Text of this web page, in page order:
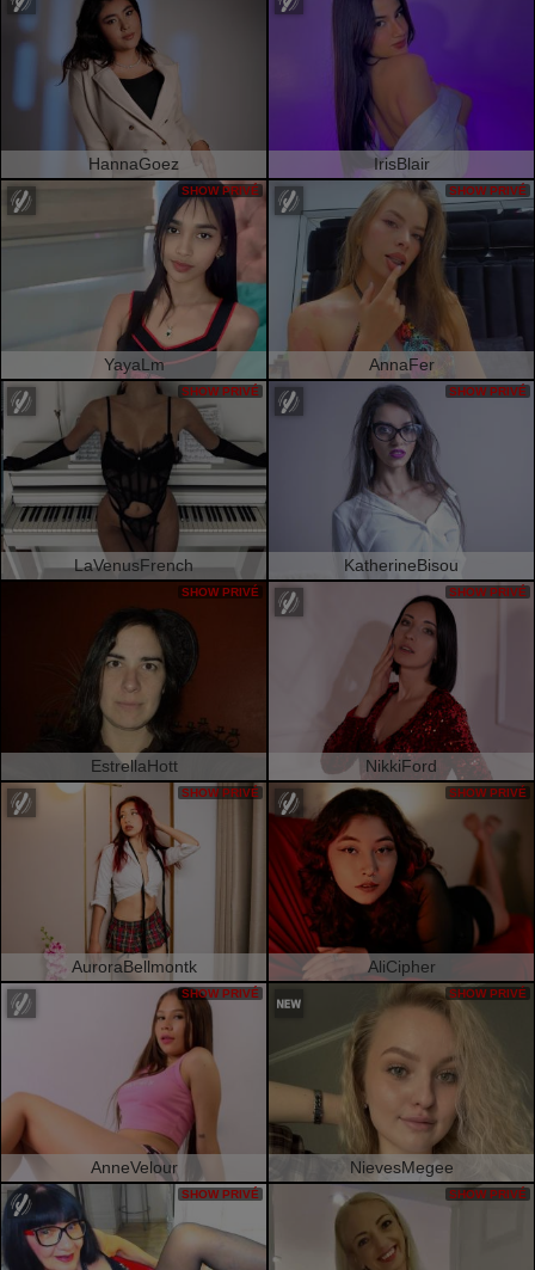
HannaGoez IrisBlair
YayaLm
SHOW PRIVÉ
AnnaFer
SHOW PRIVÉ
LaVenusFrench
SHOW PRIVÉ
KatherineBisou
SHOW PRIVÉ
EstrellaHott
SHOW PRIVÉ
NikkiFord
SHOW PRIVÉ
AuroraBellmontk
SHOW PRIVÉ
AliCipher
SHOW PRIVÉ
AnneVelour
SHOW PRIVÉ
NievesMegee
SHOW PRIVÉ
SHOW PRIVÉ SHOW PRIVÉ